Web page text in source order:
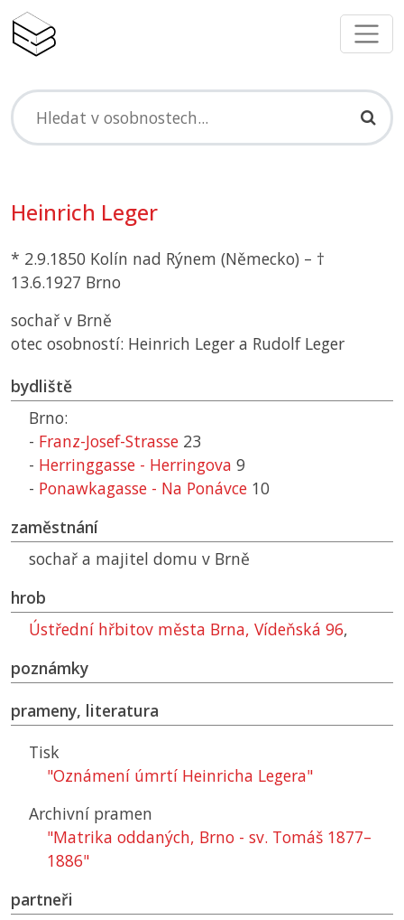
Heinrich Leger
* 2.9.1850 Kolín nad Rýnem (Německo) – †
13.6.1927 Brno
sochař v Brně
otec osobností: Heinrich Leger a Rudolf Leger
bydliště
Brno:
- Franz-Josef-Strasse 23
- Herringgasse - Herringova 9
- Ponawkagasse - Na Ponávce 10
zaměstnání
sochař a majitel domu v Brně
hrob
Ústřední hřbitov města Brna, Vídeňská 96,
poznámky
prameny, literatura
Tisk
"Oznámení úmrtí Heinricha Legera"
Archivní pramen
"Matrika oddaných, Brno - sv. Tomáš 1877–
1886"
partneři